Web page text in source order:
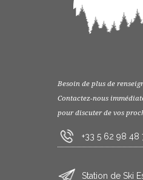
Besoin de plus de
Contactez-nous
pour discuter de vos
+33 5 62 98 48
Station de Ski